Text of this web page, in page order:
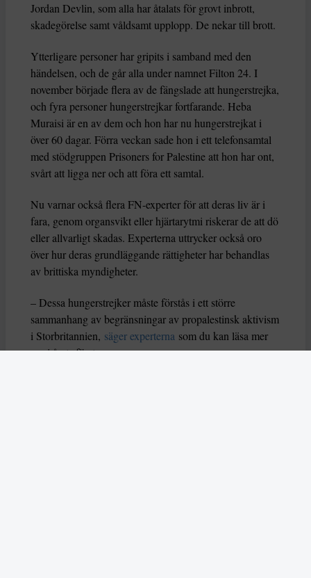
Jordan Devlin, som alla har åtalats för grovt inbrott,
skadegörelse samt våldsamt upplopp. De nekar till brott.
Ytterligare personer har gripits i samband med den
händelsen, och de går alla under namnet Filton 24. I
november började flera av de fängslade att hungerstrejka,
och fyra personer hungerstrejkar fortfarande. Heba
Muraisi är en av dem och hon har nu hungerstrejkat i
över 60 dagar. Förra veckan sade hon i ett telefonsamtal
med stödgruppen Prisoners for Palestine att hon har ont,
svårt att ligga ner och att föra ett samtal.
Nu varnar också flera FN-experter för att deras liv är i
fara, genom organsvikt eller hjärtarytmi riskerar de att dö
eller allvarligt skadas. Experterna uttrycker också oro
över hur deras grundläggande rättigheter har behandlas
av brittiska myndigheter.
– Dessa hungerstrejker måste förstås i ett större
sammanhang av begränsningar av propalestinsk aktivism
i Storbritannien, säger experterna som du kan läsa mer
om i årets första nummer.